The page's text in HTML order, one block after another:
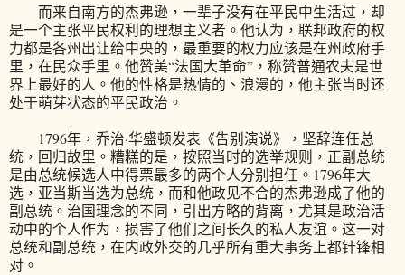
而来自南方的杰弗逊，一辈子没有在平民中生活过，却
是一个主张平民权利的理想主义者。他认为，联邦政府的权
力都是各州出让给中央的，最重要的权力应该是在州政府手
里，在民众手里。他赞美“法国大革命”，称赞普通农夫是世
界上最好的人。他的性格是热情的、浪漫的，他主张当时还
处于萌芽状态的平民政治。
1796年，乔治·华盛顿发表《告别演说》，坚辞连任总
统，回归故里。糟糕的是，按照当时的选举规则，正副总统
是由总统候选人中得票最多的两个人分别担任。1796年大
选，亚当斯当选为总统，而和他政见不合的杰弗逊成了他的
副总统。治国理念的不同，引出方略的背离，尤其是政治活
动中的个人作为，损害了他们之间长久的私人友谊。这一对
总统和副总统，在内政外交的几乎所有重大事务上都针锋相
对。